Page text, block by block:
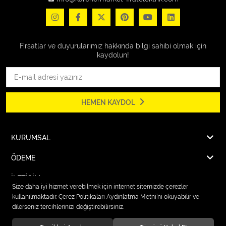
Fırsatlar ve duyurularımız hakkında bilgi sahibi olmak için
kaydolun!
HEMEN KAYDOL
KURUMSAL
ÖDEME
İLETİŞİM
© 2026Karcher Market Fırat Elektrik. Tüm hakları saklıdır.
Size daha iyi hizmet verebilmek için internet sitemizde çerezler
kullanılmaktadır. Çerez Politikaları Aydınlatma Metni’ni okuyabilir ve
dilerseniz tercihlerinizi değiştirebilirsiniz.